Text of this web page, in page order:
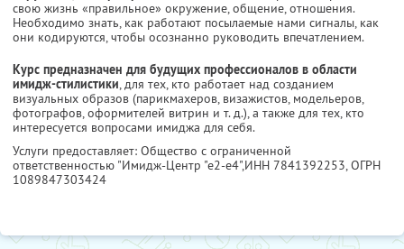
свою жизнь «правильное» окружение, общение, отношения.
Необходимо знать, как работают посылаемые нами сигналы, как
они кодируются, чтобы осознанно руководить впечатлением.
Курс предназначен для будущих профессионалов в области
имидж-стилистики, для тех, кто работает над созданием
визуальных образов (парикмахеров, визажистов, модельеров,
фотографов, оформителей витрин и т. д.), а также для тех, кто
интересуется вопросами имиджа для себя.
Услуги предоставляет: Общество с ограниченной
ответственностью "Имидж-Центр "е2-е4",ИНН 7841392253, ОГРН
1089847303424